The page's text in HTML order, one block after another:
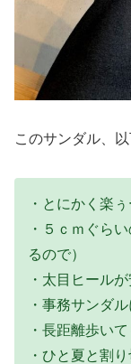
このサンダル、
・とにかく楽ぅ
・５ｃｍぐら
るので）
・太目ヒール
・事務サンダ
・長距離歩い
・ひと夏と割